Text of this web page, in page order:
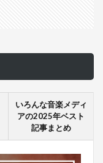
いろんな音楽メディ
アの2025年ベスト
記事まとめ